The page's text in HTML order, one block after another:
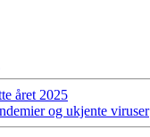
året 2025
og ukjente viruser